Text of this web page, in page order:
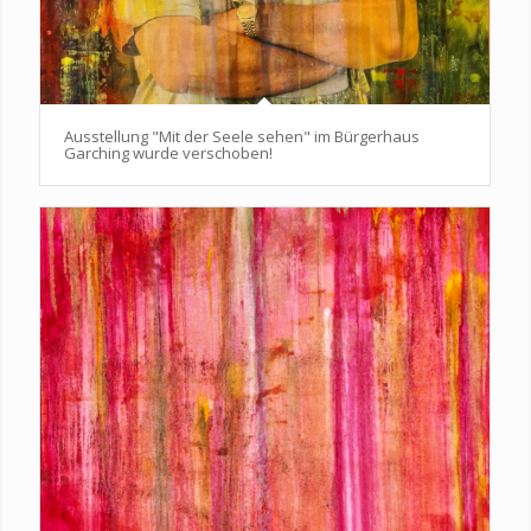
Ausstellung "Mit der Seele sehen" im Bürgerhaus
Garching wurde verschoben!